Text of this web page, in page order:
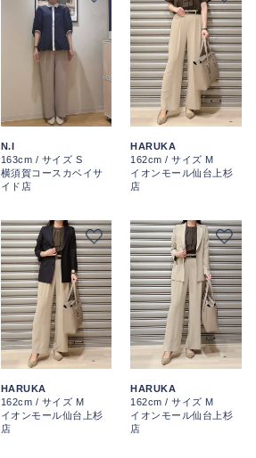
N.I
163cm / サイズ S
横須賀コースカベイサ
イド店
HARUKA
162cm / サイズ M
イオンモール仙台上杉
店
HARUKA
162cm / サイズ M
イオンモール仙台上杉
店
HARUKA
162cm / サイズ M
イオンモール仙台上杉
店